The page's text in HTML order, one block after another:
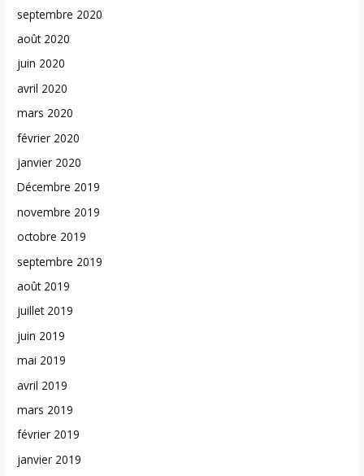
septembre 2020
août 2020
juin 2020
avril 2020
mars 2020
février 2020
janvier 2020
Décembre 2019
novembre 2019
octobre 2019
septembre 2019
août 2019
juillet 2019
juin 2019
mai 2019
avril 2019
mars 2019
février 2019
janvier 2019